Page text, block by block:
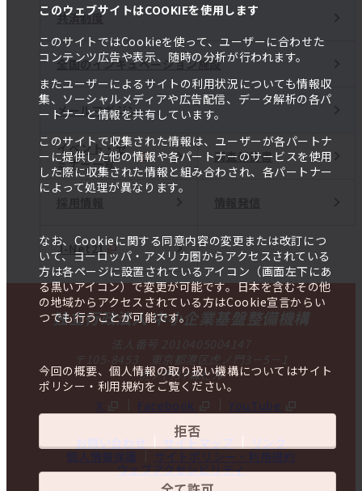
このウェブサイトはCOOKIEを使用します
このサイトではCookieを使って、ユーザーに合わせた
コンテンツ広告や表示、随時の分析が行われます。
またユーザーによるサイトの利用状況についても情報収
集、ソーシャルメディアや広告配信、データ解析の各パ
ートナーと情報を共有しています。
このサイトで収集された情報は、ユーザーが各パートナ
ーに提供した他の情報や各パートナーのサービスを使用
した際に収集された情報と組み合わされ、各パートナー
によって処理が異なります。
なお、Cookieに関する同意内容の変更または改訂につ
いて、ヨーロッパ・アメリカ圏からアクセスされている
方は各ページに設置されているアイコン（画面左下にあ
る黒いアイコン）で変更が可能です。日本を含むその他
の地域からアクセスされている方はCookie宣言からい
つでも行うことが可能です。
今回の概要、個人情報の取り扱い機構についてはサイト
ポリシー・利用規約をご覧ください。
拒否
共済制度
全国のインキュベーション施設
メールマガジン
イベント・セ
ミナー一覧
調査報告書
J-Net21
独立行政法人 中小企業基盤整備機構
法人番号 2010405004147
〒105-8453 東京都港区虎ノ門3－5－1
虎ノ門37森ビル
X
Facebook YouTube
お問い合わせ サイトマップ
リンク
個人情報保護
サイトポリシー・利用規約
ウェブアクセシビリティ